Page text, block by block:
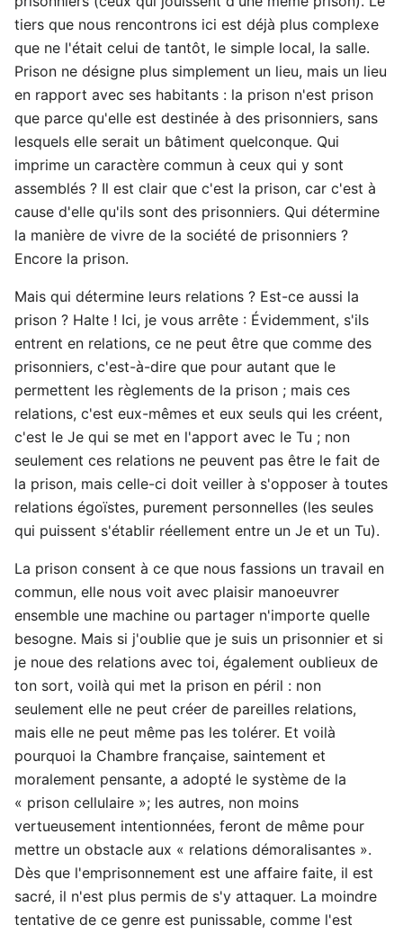
tiers que nous rencontrons ici est déjà plus complexe
que ne l'était celui de tantôt, le simple local, la salle.
Prison ne désigne plus simplement un lieu, mais un lieu
en rapport avec ses habitants : la prison n'est prison
que parce qu'elle est destinée à des prisonniers, sans
lesquels elle serait un bâtiment quelconque. Qui
imprime un caractère commun à ceux qui y sont
assemblés ? Il est clair que c'est la prison, car c'est à
cause d'elle qu'ils sont des prisonniers. Qui détermine
la manière de vivre de la société de prisonniers ?
Encore la prison.
Mais qui détermine leurs relations ? Est-ce aussi la
prison ? Halte ! Ici, je vous arrête : Évidemment, s'ils
entrent en relations, ce ne peut être que comme des
prisonniers, c'est-à-dire que pour autant que le
permettent les règlements de la prison ; mais ces
relations, c'est eux-mêmes et eux seuls qui les créent,
c'est le Je qui se met en l'apport avec le Tu ; non
seulement ces relations ne peuvent pas être le fait de
la prison, mais celle-ci doit veiller à s'opposer à toutes
relations égoïstes, purement personnelles (les seules
qui puissent s'établir réellement entre un Je et un Tu).
La prison consent à ce que nous fassions un travail en
commun, elle nous voit avec plaisir manoeuvrer
ensemble une machine ou partager n'importe quelle
besogne. Mais si j'oublie que je suis un prisonnier et si
je noue des relations avec toi, également oublieux de
ton sort, voilà qui met la prison en péril : non
seulement elle ne peut créer de pareilles relations,
mais elle ne peut même pas les tolérer. Et voilà
pourquoi la Chambre française, saintement et
moralement pensante, a adopté le système de la
« prison cellulaire »; les autres, non moins
vertueusement intentionnées, feront de même pour
mettre un obstacle aux « relations démoralisantes ».
Dès que l'emprisonnement est une affaire faite, il est
sacré, il n'est plus permis de s'y attaquer. La moindre
tentative de ce genre est punissable, comme l'est